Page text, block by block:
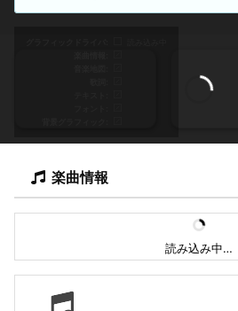
楽曲情報
読み込み中…